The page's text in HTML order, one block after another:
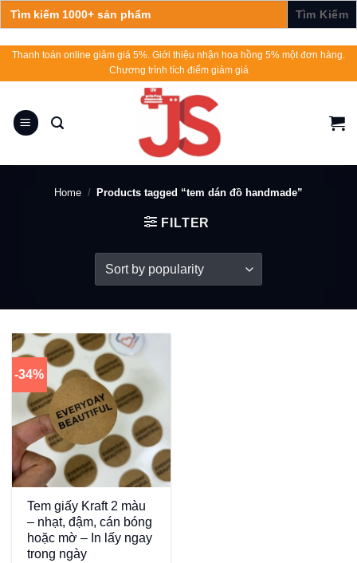
Search
for:
Skip
Thanh toán online giảm giá 5%. Giới thiệu nhận hoa hồng 5% một đơn hàng.
Chương trình tích điểm giảm giá
Home / Products tagged “tem dán đồ handmade”
FILTER
-34%
Tem giấy Kraft 2 màu
– nhạt, đậm, cán bóng
hoặc mờ – In lấy ngay
trong ngày